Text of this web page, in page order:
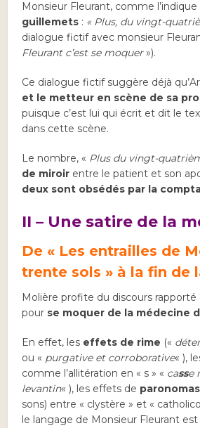
Monsieur Fleurant, comme l’indique
guillemets : « Plus, du vingt-
dialogue fictif avec monsieur
Fleurant c’est se moquer»).
Ce dialogue fictif suggère déjà
et le metteur en scène de sa
puisque c’est lui qui écrit et dit le
dans cette scène.
Le nombre, « Plus du vingt-
de miroir entre le patient et son
deux sont obsédés par la
II – Une satire de la
De « Les entrailles de
trente sols » à la fin de
Molière profite du discours rapporté
pour se moquer de la médecine
En effet, les effets de rime («
ou « purgative et corroborative« ),
comme l’allitération en « s » « casse
levantin« ), les effets de
sons) entre « clystère » et «
le langage de Monsieur Fleurant est